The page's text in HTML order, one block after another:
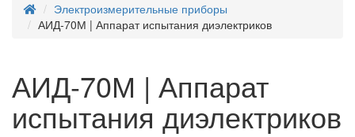
Электроизмерительные приборы
АИД-70М | Аппарат испытания диэлектриков
АИД-70М | Аппарат
испытания диэлектриков